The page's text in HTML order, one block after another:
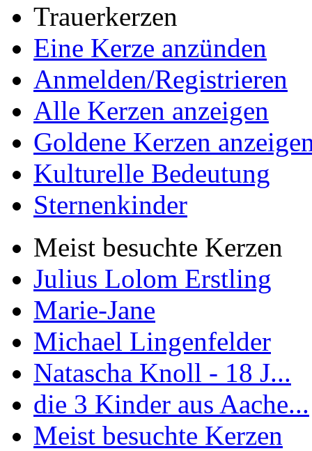
Trauerkerzen
Eine Kerze anzünden
Anmelden/Registrieren
Alle Kerzen anzeigen
Goldene Kerzen
Kulturelle Bedeutung
Sternenkinder
Meist besuchte Kerzen
Julius Lolom Erstling
Marie-Jane
Michael Lingenfelder
Natascha Knoll - 18 J...
die 3 Kinder aus Aache...
Meist besuchte Kerzen